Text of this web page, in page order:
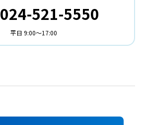
024-521-5550
平日 9:00～17:00